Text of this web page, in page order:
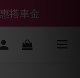
搭車金
搭車金
元